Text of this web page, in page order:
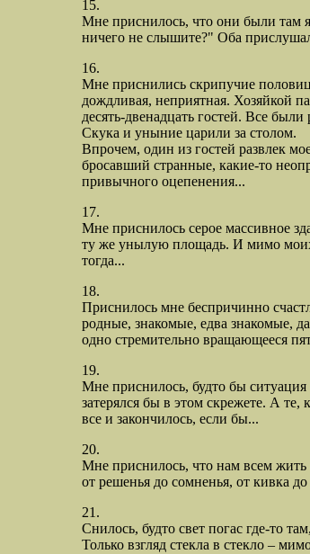
15.
Мне приснилось, что они были там
ничего не слышите?" Оба
16.
Мне приснились скрипучие
дождливая, неприятная. Хозяйкой
десять-двенадцать гостей. Все
Скука и уныние царили за столом.
Впрочем, один из гостей развлек
бросавший странные, какие-то
привычного оцепенения...
17.
Мне приснилось серое массивное
ту же унылую площадь. И мимо
тогда...
18.
Приснилось мне беспричинно
родные, знакомые, едва знакомые,
одно стремительно вращающееся
19.
Мне приснилось, будто бы ситуация
затерялся бы в этом скрежете. А
все и закончилось, если бы...
20.
Мне приснилось, что нам всем жить
от решенья до сомненья, от кивка
21.
Снилось, будто свет погас где-то
Только взгляд стекла в стекло –